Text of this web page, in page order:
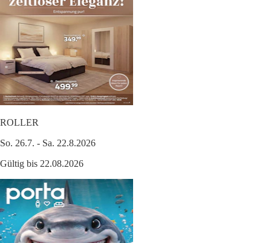
ROLLER
So. 26.7. - Sa. 22.8.2026
Gültig bis 22.08.2026